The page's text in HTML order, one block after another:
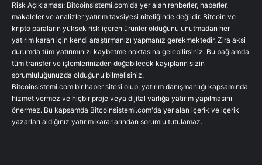
Risk Açıklaması: Bitcoinsistemi.com'da yer alan rehberler, haberler,
makaleler ve analizler yatırım tavsiyesi niteliğinde değildir. Bitcoin ve
kripto paraların yüksek risk içeren ürünler olduğunu unutmadan her
yatırım kararı için kendi araştırmanızı yapmanız gerekmektedir. Zira aksi
durumda tüm yatırımınızı kaybetme noktasına gelebilirsiniz. Bu bağlamda
tüm transfer ve işlemlerinizden doğabilecek kayıpların sizin
sorumluluğunuzda olduğunu bilmelisiniz.
Bitcoinsistemi.com bir haber sitesi olup, yatırım danışmanlığı kapsamında
hizmet vermez ve hiçbir proje veya dijital varlığa yatırım yapılmasını
önermez. Bu kapsamda Bitcoinsistemi.com'da yer alan içerik ve içerik
yazarları aldığınız yatırım kararlarından sorumlu tutulamaz.